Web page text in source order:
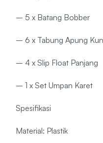
– 5 x Batang Bobber
– 6 x Tabung Apung
– 4 x Slip Float Panjang
– 1 x Set Umpan Karet
Spesifikasi
Material: Plastik